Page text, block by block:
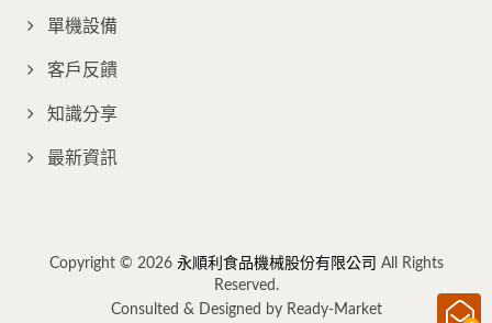
單機設備
客戶反饋
知識分享
最新資訊
Copyright © 2026 永順利食品機械股份有限公司 All Rights
Reserved.
Consulted & Designed by Ready-Market